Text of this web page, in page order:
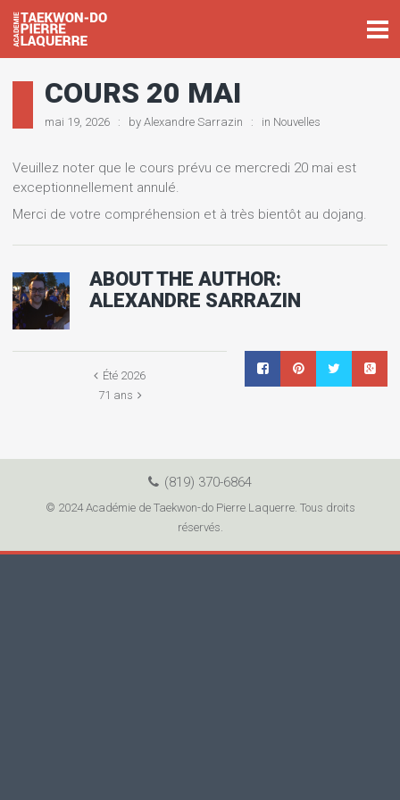
COURS 20 MAI
mai 19, 2026 by Alexandre Sarrazin in Nouvelles
Veuillez noter que le cours prévu ce mercredi 20 mai est
exceptionnellement annulé.
Merci de votre compréhension et à très bientôt au dojang.
ABOUT THE AUTHOR:
ALEXANDRE SARRAZIN
Été 2026
71 ans
(819) 370-6864
© 2024 Académie de Taekwon-do Pierre Laquerre. Tous droits
réservés.